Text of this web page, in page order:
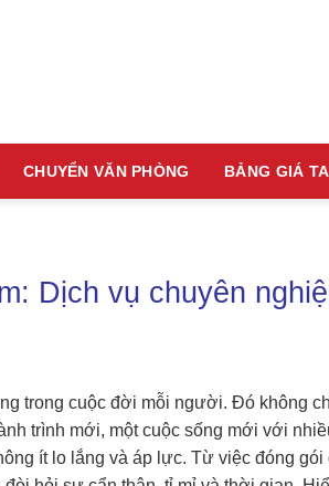
CHUYỂN VĂN PHÒNG BẢNG GIÁ
Dịch vụ chuyên
trong cuộc đời mỗi người. Đó không
trình mới, một cuộc sống mới với
ít lo lắng và áp lực. Từ việc đóng gói